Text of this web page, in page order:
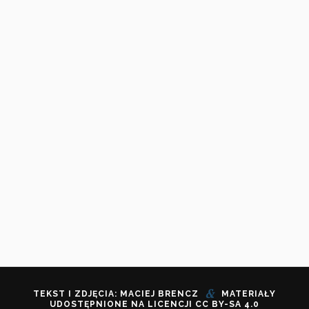
TEKST I ZDJĘCIA: MACIEJ BRENCZ &
MATERIAŁY
UDOSTĘPNIONE NA LICENCJI CC BY-SA 4.0